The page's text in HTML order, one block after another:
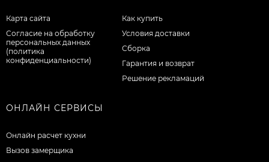
Карта сайта
Согласие на обработку
персональных данных
(политика
конфиденциальности)
Как купить
Условия доставки
Сборка
Гарантия и возврат
Решение рекламаций
ОНЛАЙН СЕРВИСЫ
Онлайн расчет кухни
Вызов замерщика